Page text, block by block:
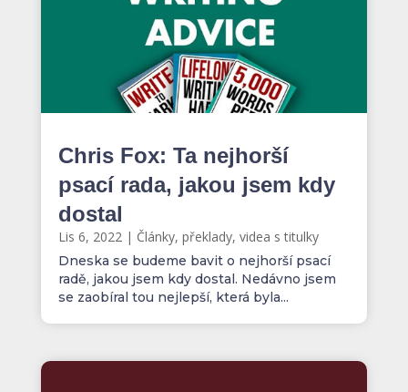
Chris Fox: Ta nejhorší
psací rada, jakou jsem kdy
dostal
Lis 6, 2022| Články, překlady, videa s titulky
Dneska se budeme bavit o nejhorší psací
radě, jakou jsem kdy dostal. Nedávno jsem
se zaobíral tou nejlepší, která byla...